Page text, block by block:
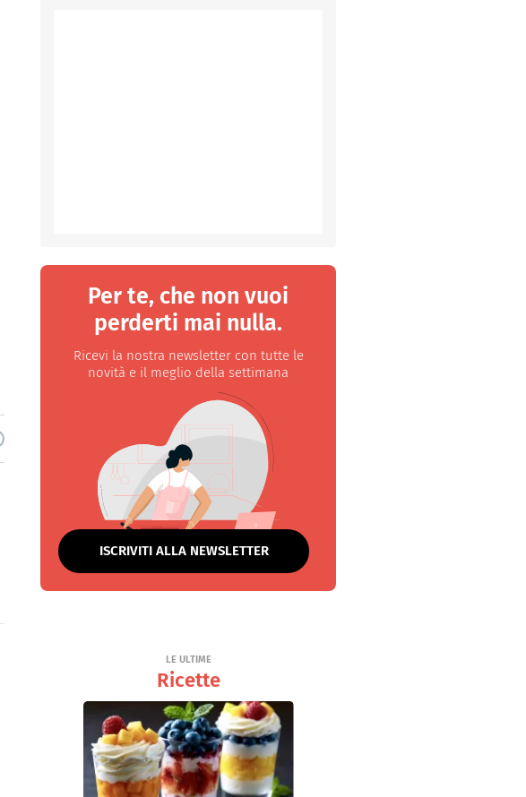
Per te, che non vuoi
perderti mai nulla.
Ricevi la nostra newsletter con tutte le
novità e il meglio della settimana
ISCRIVITI ALLA NEWSLETTER
LE ULTIME
Ricette